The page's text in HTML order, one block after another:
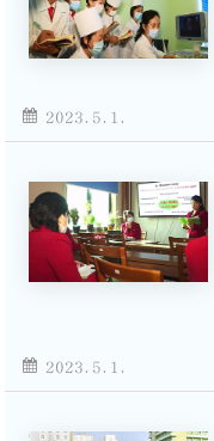
2023.5.1.
2023.5.1.